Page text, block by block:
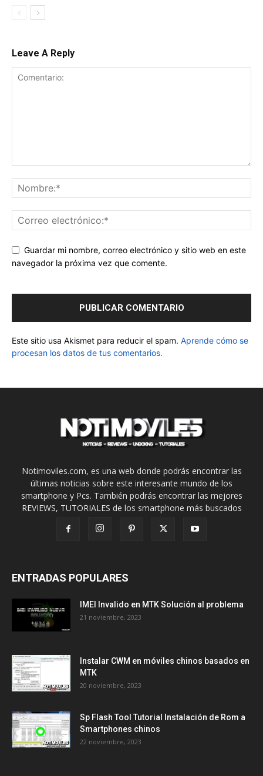
Leave A Reply
Guardar mi nombre, correo electrónico y sitio web en este
navegador la próxima vez que comente.
Este sitio usa Akismet para reducir el spam. Aprende cómo se
procesan los datos de tus comentarios.
Notimoviles.com, es una web donde podrás encontrar las
últimas noticias sobre este interesante mundo de los
smartphone y Pcs. También podrás encontrar las mejores
REVIEWS, TUTORIALES de los smartphone más buscados
ENTRADAS POPULARES
IMEI Invalido en MTK Solución al problema
21 noviembre, 2023
Instalar CWM en móviles chinos basados en
MTK
20 noviembre, 2023
Sp Flash Tool Tutorial Instalación de Rom a
Smartphones chinos
22 noviembre, 2023